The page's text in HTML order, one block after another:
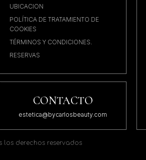
UBICACION
POLÍTICA DE TRATAMIENTO DE
COOKIES
TÉRMINOS Y CONDICIONES.
RESERVAS
CONTACTO
estetica@bycarlosbeauty.com
los derechos reservados